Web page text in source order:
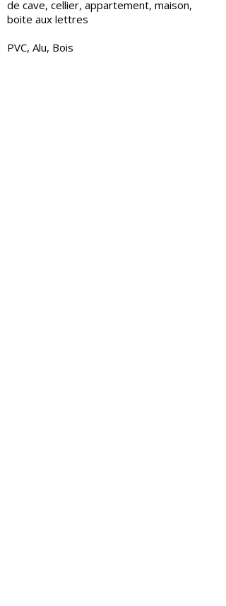
de cave, cellier, appartement, maison,
boite aux lettres
PVC, Alu, Bois